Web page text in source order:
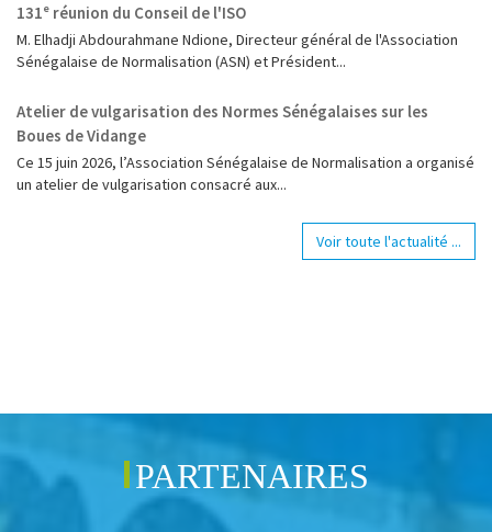
131ᵉ réunion du Conseil de l'ISO
M. Elhadji Abdourahmane Ndione, Directeur général de l'Association
Sénégalaise de Normalisation (ASN) et Président...
Atelier de vulgarisation des Normes Sénégalaises sur les
Boues de Vidange
Ce 15 juin 2026, l’Association Sénégalaise de Normalisation a organisé
un atelier de vulgarisation consacré aux...
Voir toute l'actualité ...
PARTENAIRES